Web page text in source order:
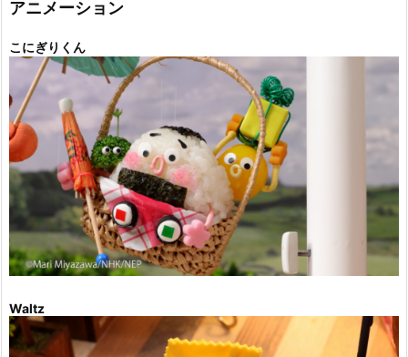
アニメーション
こにぎりくん
Waltz